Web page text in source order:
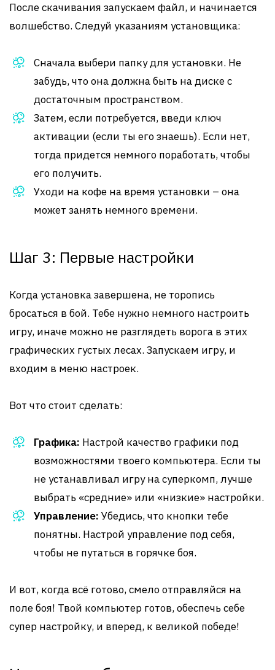
После скачивания запускаем файл, и начинается
волшебство. Следуй указаниям установщика:
Сначала выбери папку для установки. Не
забудь, что она должна быть на диске с
достаточным пространством.
Затем, если потребуется, введи ключ
активации (если ты его знаешь). Если нет,
тогда придется немного поработать, чтобы
его получить.
Уходи на кофе на время установки – она
может занять немного времени.
Шаг 3: Первые настройки
Когда установка завершена, не торопись
бросаться в бой. Тебе нужно немного настроить
игру, иначе можно не разглядеть ворога в этих
графических густых лесах. Запускаем игру, и
входим в меню настроек.
Вот что стоит сделать:
Графика: Настрой качество графики под
возможностями твоего компьютера. Если ты
не устанавливал игру на суперкомп, лучше
выбрать «средние» или «низкие» настройки.
Управление: Убедись, что кнопки тебе
понятны. Настрой управление под себя,
чтобы не путаться в горячке боя.
И вот, когда всё готово, смело отправляйся на
поле боя! Твой компьютер готов, обеспечь себе
супер настройку, и вперед, к великой победе!